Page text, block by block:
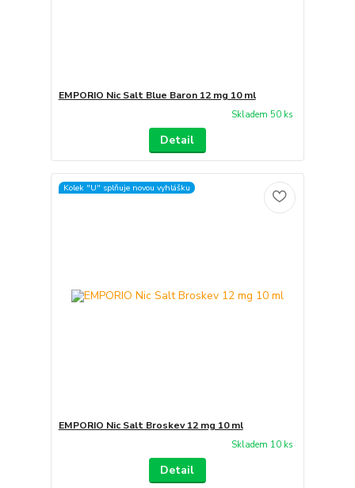
EMPORIO Nic Salt Blue Baron 12 mg 10 ml
Skladem 50 ks
Detail
Kolek "U" splňuje novou vyhlášku
EMPORIO Nic Salt Broskev 12 mg 10 ml
Skladem 10 ks
Detail